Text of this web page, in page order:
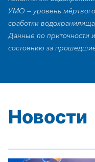
УМО — уровень
сработки
Данные по приточности
состоянию за
Новости